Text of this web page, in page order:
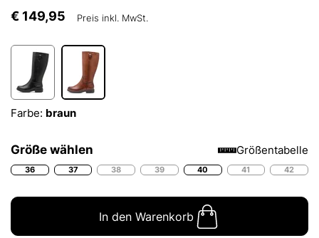
€ 149,95 Preis inkl. MwSt.
Farbe: braun
Größe wählen Größentabelle
36 37 38 39 40 41 42
In den Warenkorb